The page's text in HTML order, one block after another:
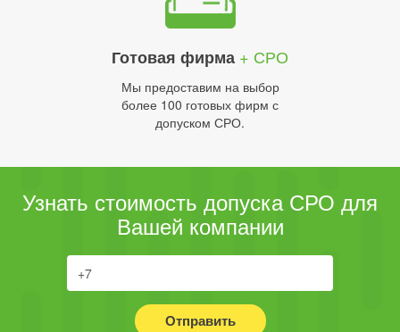
Готовая фирма + СРО
Мы предоставим на выбор
более 100 готовых фирм с
допуском СРО.
Узнать стоимость допуска СРО для
Вашей компании
Отправить